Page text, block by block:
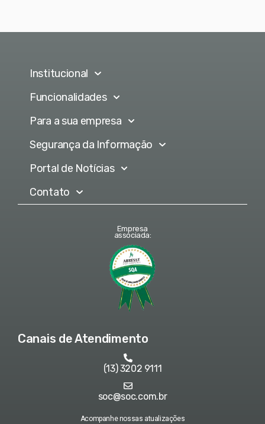
Institucional
Funcionalidades
Para a sua empresa
Segurança da Informação
Portal de Notícias
Contato
Empresa
associada:
Canais de Atendimento
(13) 3202 9111
soc@soc.com.br
Acompanhe nossas atualizações